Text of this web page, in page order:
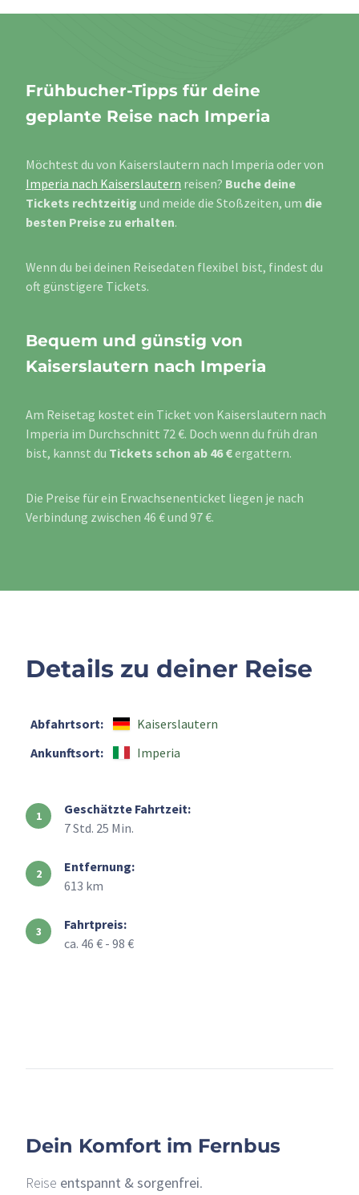
Frühbucher-Tipps für deine
geplante Reise nach Imperia
Möchtest du von Kaiserslautern nach Imperia oder von
Imperia nach Kaiserslautern reisen? Buche deine
Tickets rechtzeitig und meide die Stoßzeiten, um die
besten Preise zu erhalten.
Wenn du bei deinen Reisedaten flexibel bist, findest du
oft günstigere Tickets.
Bequem und günstig von
Kaiserslautern nach Imperia
Am Reisetag kostet ein Ticket von Kaiserslautern nach
Imperia im Durchschnitt 72 €. Doch wenn du früh dran
bist, kannst du Tickets schon ab 46 €ergattern.
Die Preise für ein Erwachsenenticket liegen je nach
Verbindung zwischen 46 € und 97 €.
Details zu deiner Reise
Abfahrtsort:
Kaiserslautern
Ankunftsort:
Imperia
Geschätzte Fahrtzeit:
7 Std. 25 Min.
Entfernung:
613 km
Fahrtpreis:
ca. 46 € - 98 €
Dein Komfort im Fernbus
Reise entspannt & sorgenfrei.